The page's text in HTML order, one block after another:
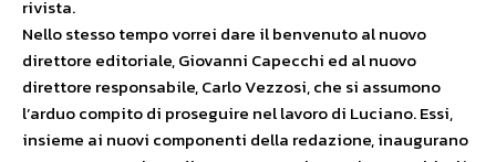
rivista.
Nello stesso tempo vorrei dare il benvenuto al nuovo
direttore editoriale, Giovanni Capecchi ed al nuovo
direttore responsabile, Carlo Vezzosi, che si assumono
l’arduo compito di proseguire nel lavoro di Luciano. Essi,
insieme ai nuovi componenti della redazione, inaugurano